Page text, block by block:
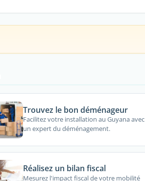
Trouvez le bon déménageur
Facilitez votre installation au Guyana avec
un expert du déménagement.
Réalisez un bilan fiscal
Mesurez l'impact fiscal de votre mobilité